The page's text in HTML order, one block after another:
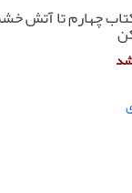
چهارم تا آتش